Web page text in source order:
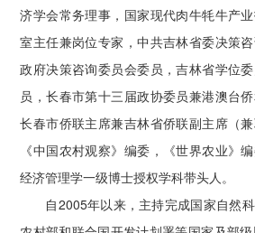
济学会常务理事，国家现代肉牛牦牛产
室主任兼岗位专家，中共吉林省委决策
政府决策咨询委员会委员，吉林省学位
员，长春市第十三届政协委员兼港澳台
长春市侨联主席兼吉林省侨联副主席（
《中国农村观察》编委，《世界农业》
经济管理学一级博士授权学科带头人。
自2005年以来，主持完成国家自然